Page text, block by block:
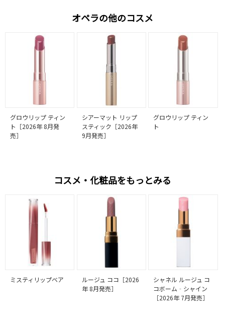
オペラの他のコスメ
グロウリップ ティン
ト［2026年 8月発
売］
シアーマット リップ
スティック［2026年
9月発売］
グロウリップ ティン
ト
コスメ・化粧品をもっとみる
ミスティリップベア
ルージュ ココ［2026
年 8月発売］
シャネル ルージュ コ
コボーム‐シャイン
［2026年 7月発売］